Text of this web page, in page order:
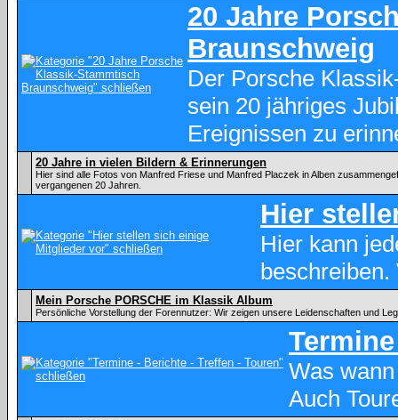
20 Jahre
Braunschweig
Der Porsche
sein 20 jähriges
Ereignissen zu
20 Jahre in vielen Bildern & Erinnerungen
Hier sind alle Fotos von Manfred Friese und Manfred Placzek in Alben
vergangenen 20 Jahren.
Hier
Hier kann
Mein Porsche PORSCHE im Klassik Album
Persönliche Vorstellung der Forennutzer: Wir zeigen unsere Leidenschaften und
Was
Auch